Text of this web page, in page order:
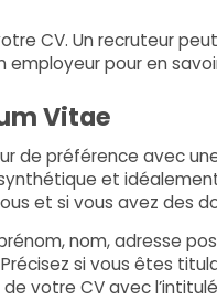
CV. Un recruteur
pour en
Vitae
de préférence avec
et
et si vous avez des
nom, adresse
si vous êtes
votre CV avec